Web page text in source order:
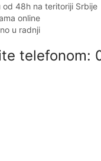
od 48h na teritoriji Srbije
online
u radnji
telefonom: